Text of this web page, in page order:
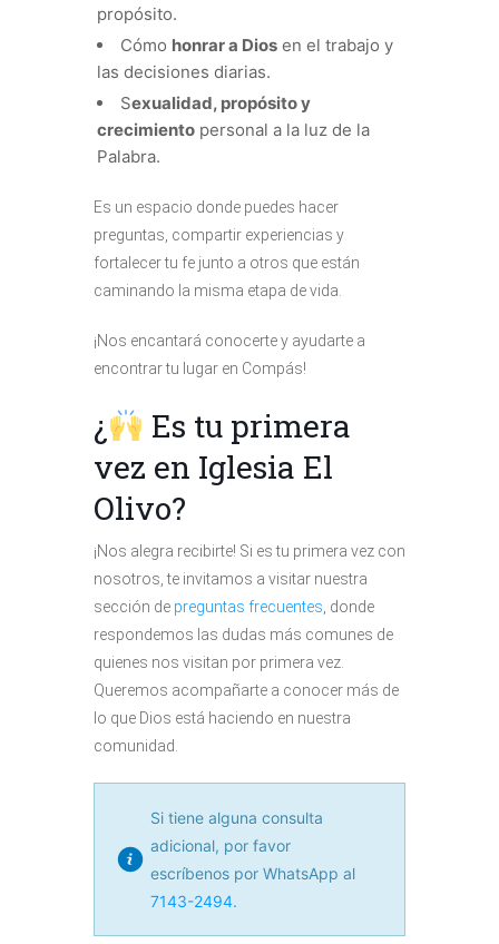
propósito.
Cómo honrar a Dios en el trabajo y
las decisiones diarias.
Sexualidad, propósito y
crecimiento personal a la luz de la
Palabra.
Es un espacio donde puedes hacer
preguntas, compartir experiencias y
fortalecer tu fe junto a otros que están
caminando la misma etapa de vida.
¡Nos encantará conocerte y ayudarte a
encontrar tu lugar en Compás!
¿
Es tu primera
vez en Iglesia El
Olivo?
¡Nos alegra recibirte! Si es tu primera vez con
nosotros, te invitamos a visitar nuestra
sección de preguntas frecuentes , donde
respondemos las dudas más comunes de
quienes nos visitan por primera vez.
Queremos acompañarte a conocer más de
lo que Dios está haciendo en nuestra
comunidad.
Si tiene alguna consulta
adicional, por favor
escríbenos por WhatsApp al
7143-2494.